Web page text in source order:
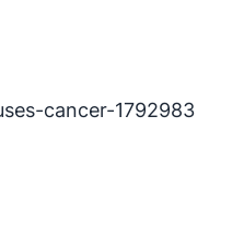
cancer-1792983